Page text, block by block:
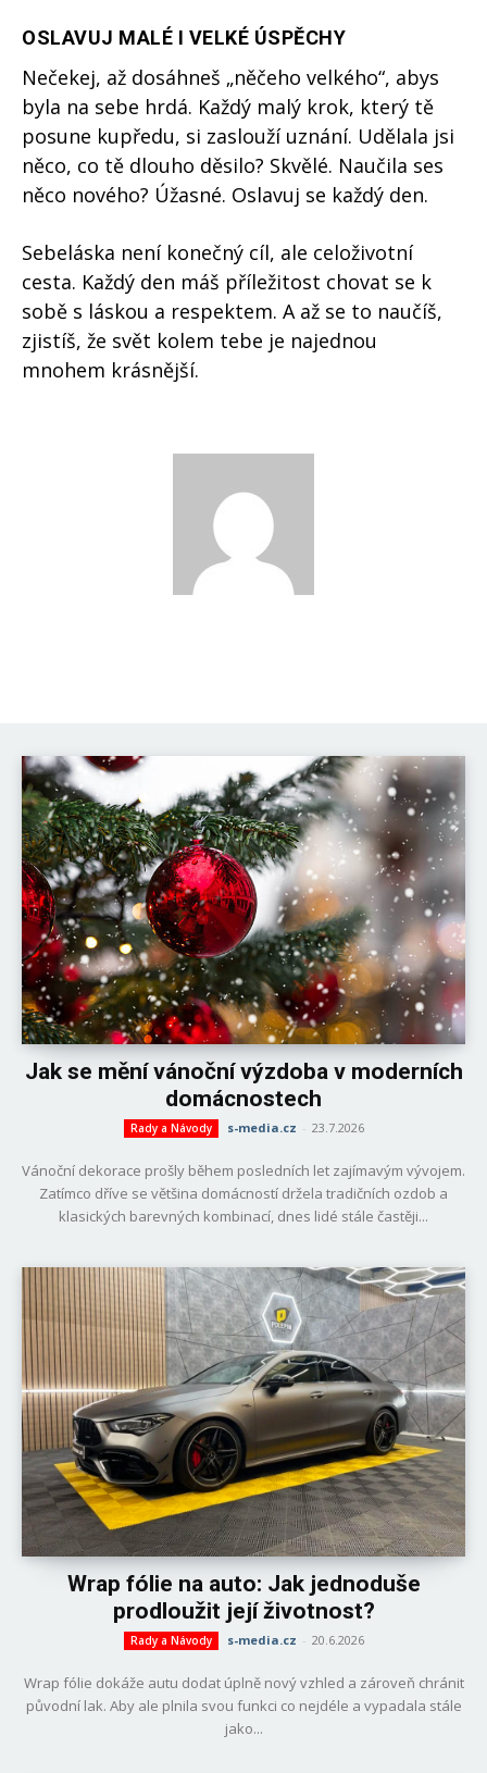
OSLAVUJ MALÉ I VELKÉ ÚSPĚCHY
Nečekej, až dosáhneš „něčeho velkého“, abys
byla na sebe hrdá. Každý malý krok, který tě
posune kupředu, si zaslouží uznání. Udělala jsi
něco, co tě dlouho děsilo? Skvělé. Naučila ses
něco nového? Úžasné. Oslavuj se každý den.
Sebeláska není konečný cíl, ale celoživotní
cesta. Každý den máš příležitost chovat se k
sobě s láskou a respektem. A až se to naučíš,
zjistíš, že svět kolem tebe je najednou
mnohem krásnější.
Jak se mění vánoční výzdoba v moderních
domácnostech
Rady a Návody s-media.cz - 23.7.2026
Vánoční dekorace prošly během posledních let zajímavým vývojem.
Zatímco dříve se většina domácností držela tradičních ozdob a
klasických barevných kombinací, dnes lidé stále častěji...
Wrap fólie na auto: Jak jednoduše
prodloužit její životnost?
Rady a Návody s-media.cz - 20.6.2026
Wrap fólie dokáže autu dodat úplně nový vzhled a zároveň chránit
původní lak. Aby ale plnila svou funkci co nejdéle a vypadala stále
jako...